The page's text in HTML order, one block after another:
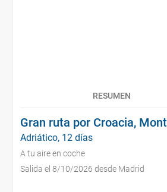
RESUMEN
Gran ruta por Croacia,
Adriático, 12 días
A tu aire en coche
Salida el 8/10/2026 desde Madrid